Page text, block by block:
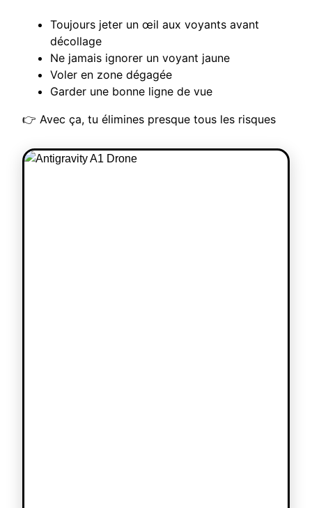
Toujours jeter un œil aux voyants avant
décollage
Ne jamais ignorer un voyant jaune
Voler en zone dégagée
Garder une bonne ligne de vue
👉 Avec ça, tu élimines presque tous les risques